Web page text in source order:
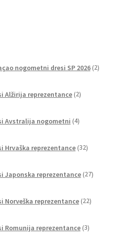
nogometni dresi SP 2026 2izdelka
Alžirija reprezentance 2izdelka
Avstralija nogometni 4izdelki
Hrvaška reprezentance 32izdelkov
Japonska reprezentance 27izdelkov
Norveška reprezentance 22izdelkov
Romunija reprezentance 3izdelki